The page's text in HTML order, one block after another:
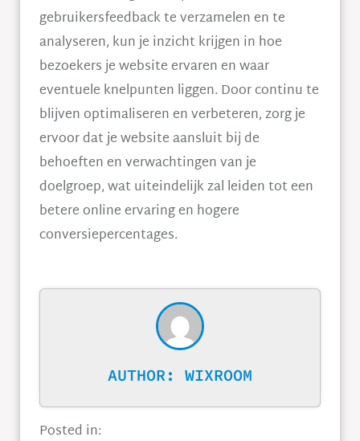
gebruikersfeedback te verzamelen en te
analyseren, kun je inzicht krijgen in hoe
bezoekers je website ervaren en waar
eventuele knelpunten liggen. Door continu te
blijven optimaliseren en verbeteren, zorg je
ervoor dat je website aansluit bij de
behoeften en verwachtingen van je
doelgroep, wat uiteindelijk zal leiden tot een
betere online ervaring en hogere
conversiepercentages.
AUTHOR: WIXROOM
Posted in: